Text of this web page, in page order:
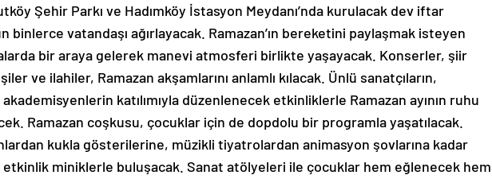
Şehir Parkı ve Hadımköy İstasyon Meydanı’nda kurulacak dev iftar
binlerce vatandaşı ağırlayacak. Ramazan’ın bereketini paylaşmak isteyen
bir araya gelerek manevi atmosferi birlikte yaşayacak. Konserler, şiir
ve ilahiler, Ramazan akşamlarını anlamlı kılacak. Ünlü sanatçıların,
katılımıyla düzenlenecek etkinliklerle Ramazan ayının ruhu
Ramazan coşkusu, çocuklar için de dopdolu bir programla yaşatılacak.
kukla gösterilerine, müzikli tiyatrolardan animasyon şovlarına kadar
miniklerle buluşacak. Sanat atölyeleri ile çocuklar hem eğlenecek hem